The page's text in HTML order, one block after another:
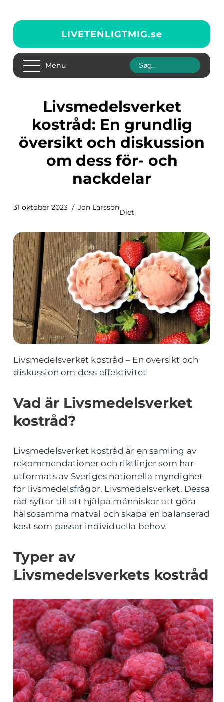
LIVETENLIGTMIG.se
Menu
Livsmedelsverket
kostråd: En grundlig
översikt och diskussion
om dess för- och
nackdelar
31 oktober 2023 Jon Larsson
Diet
Livsmedelsverket kostråd – En översikt och
diskussion om dess effektivitet
Vad är Livsmedelsverket
kostråd?
Livsmedelsverket kostråd är en samling av
rekommendationer och riktlinjer som har
utformats av Sveriges nationella myndighet
för livsmedelsfrågor, Livsmedelsverket. Dessa
råd syftar till att hjälpa människor att göra
hälsosamma matval och skapa en balanserad
kost som passar individuella behov.
Typer av
Livsmedelsverkets kostråd